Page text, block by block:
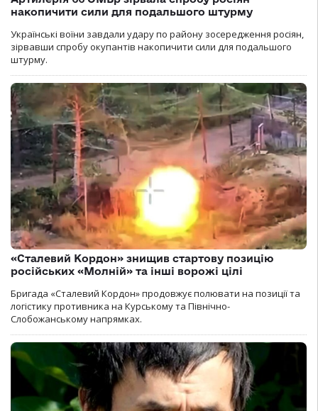
накопичити сили для подальшого штурму
Українські воїни завдали удару по району зосередження росіян,
зірвавши спробу окупантів накопичити сили для подальшого
штурму.
«Сталевий Кордон» знищив стартову позицію
російських «Молній» та інші ворожі цілі
Бригада «Сталевий Кордон» продовжує полювати на позиції та
логістику противника на Курському та Північно-
Слобожанському напрямках.